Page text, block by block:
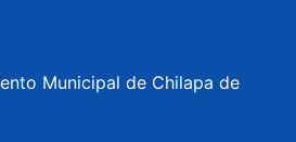
Municipal de Chilapa de